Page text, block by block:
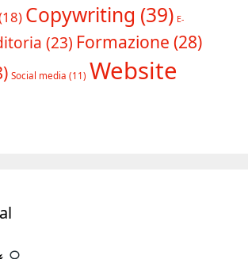
Copywriting (39) E-
(23) Formazione (28)
Social media (11) Website